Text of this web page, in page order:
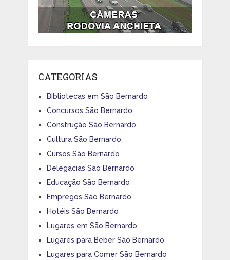
CATEGORIAS
Bibliotecas em São Bernardo
Concursos São Bernardo
Construção São Bernardo
Cultura São Bernardo
Cursos São Bernardo
Delegacias São Bernardo
Educação São Bernardo
Empregos São Bernardo
Hotéis São Bernardo
Lugares em São Bernardo
Lugares para Beber São Bernardo
Lugares para Comer São Bernardo